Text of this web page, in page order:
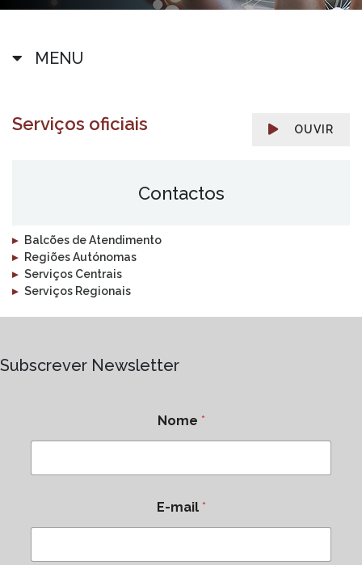
MENU
OUVIR
Serviços oficiais
Contactos
▸
Balcões de Atendimento
▸
Regiões Autónomas
▸ Serviços Centrais
▸ Serviços Regionais
Subscrever Newsletter
Nome *
E-mail *